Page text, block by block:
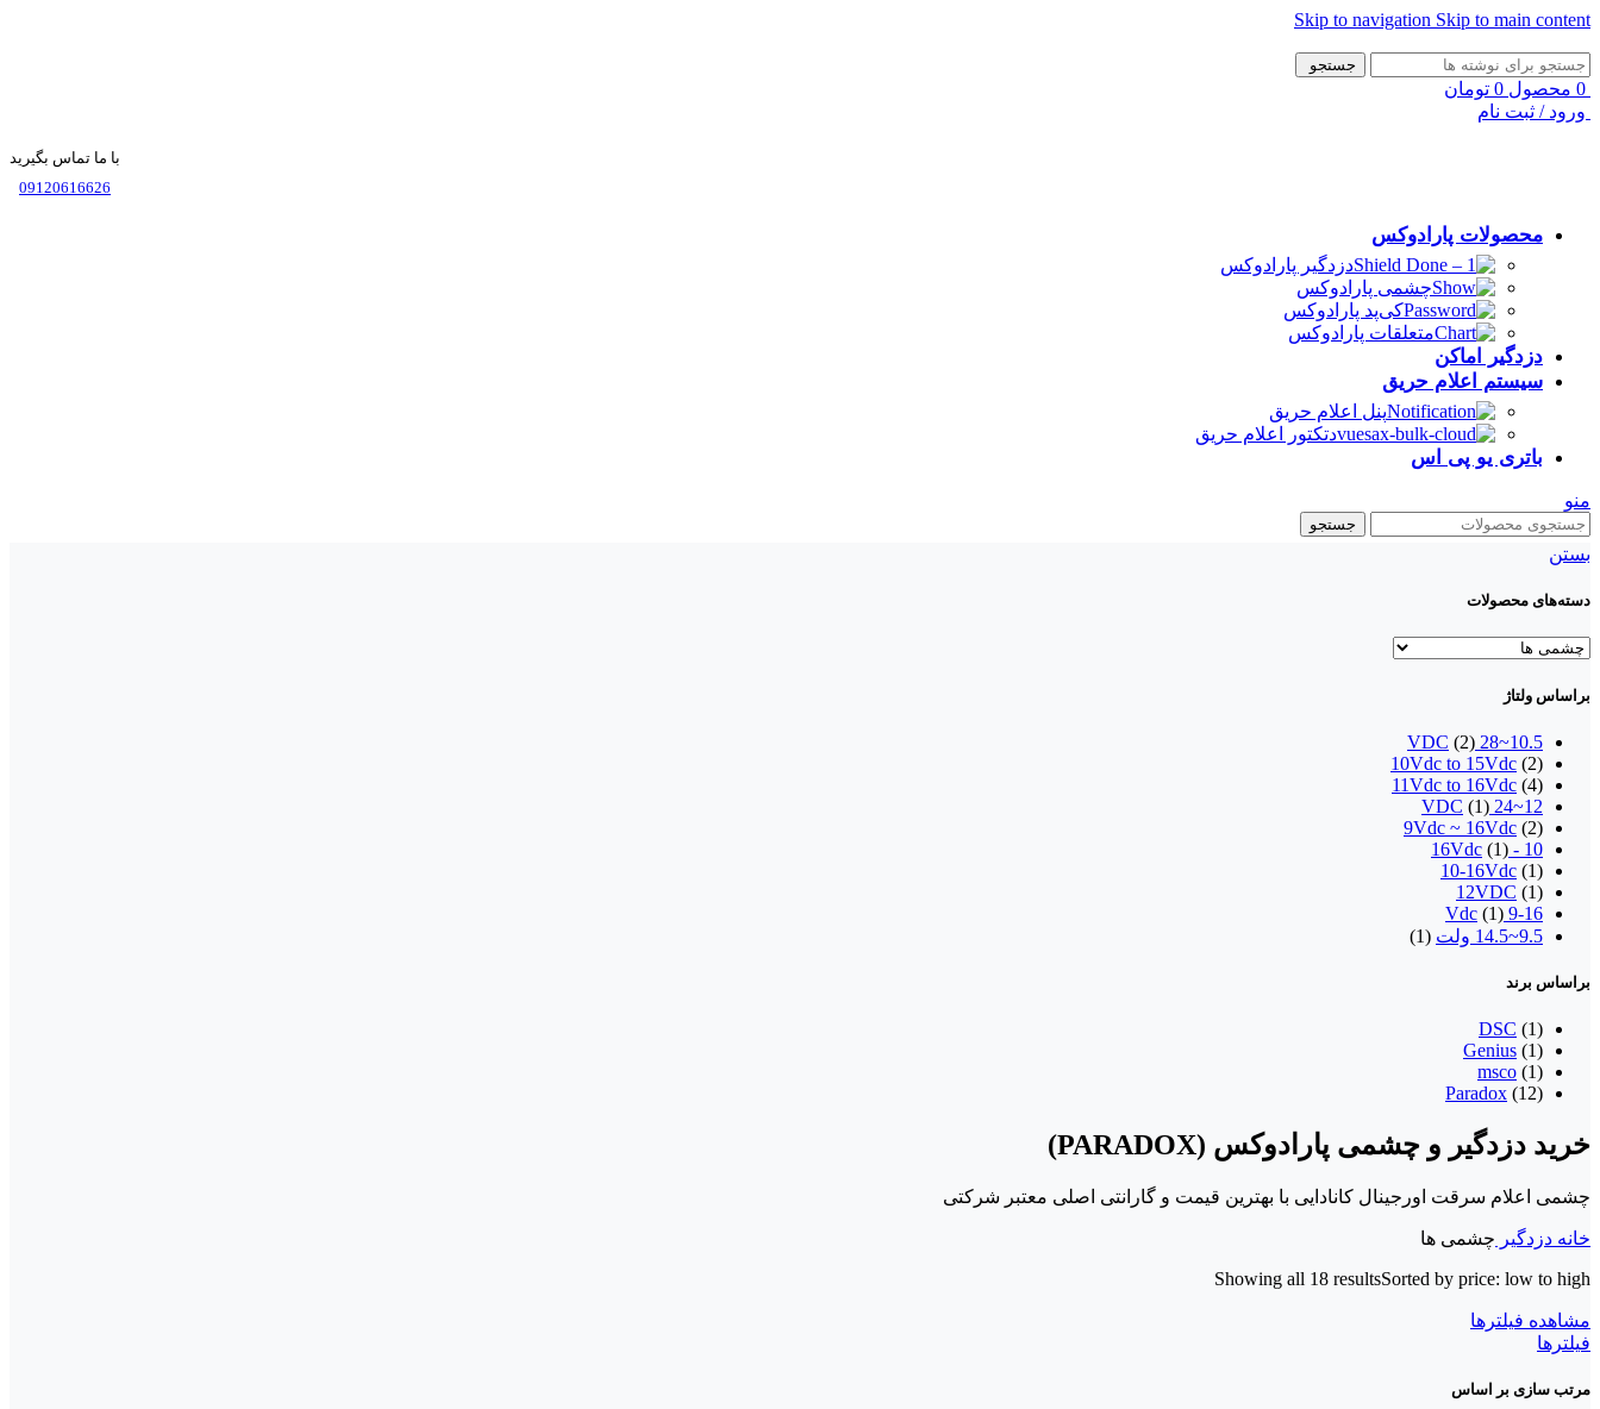
Skip to navigation Skip to main content
جستجو
0 محصول 0 تومان
ورود / ثبت نام
با ما تماس بگیرید
09120616626
محصولات پارادوکس
دزدگیر پارادوکس
چشمی پارادوکس
کی‌پد پارادوکس
متعلقات پارادوکس
دزدگیر اماکن
سیستم اعلام حریق
پنل اعلام حریق
دتکتور اعلام حریق
باتری یو پی اس
منو
جستجو
بستن
دسته‌های محصولات
براساس ولتاژ
10.5~28 VDC
(2)
10Vdc to 15Vdc (2)
11Vdc to 16Vdc (4)
12~24 VDC
(1)
9Vdc ~ 16Vdc (2)
10 - 16Vdc
(1)
10-16Vdc (1)
12VDC (1)
9-16 Vdc
(1)
9.5~14.5 ولت
(1)
براساس برند
DSC (1)
Genius (1)
msco (1)
Paradox (12)
خرید دزدگیر و چشمی پارادوکس (PARADOX)
چشمی اعلام سرقت اورجینال کانادایی با بهترین قیمت و گارانتی اصلی معتبر شرکتی
خانه دزدگیر چشمی ها
Showing all 18 resultsSorted by price: low to high
مشاهده فیلترها
فیلترها
مرتب سازی بر اساس